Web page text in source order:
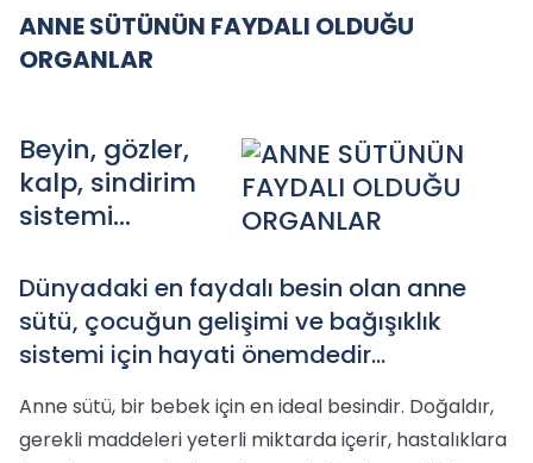
ANNE SÜTÜNÜN FAYDALI OLDUĞU
ORGANLAR
Beyin, gözler,
kalp, sindirim
sistemi...
Dünyadaki en faydalı besin olan anne
sütü, çocuğun gelişimi ve bağışıklık
sistemi için hayati önemdedir...
Anne sütü, bir bebek için en ideal besindir. Doğaldır,
gerekli maddeleri yeterli miktarda içerir, hastalıklara